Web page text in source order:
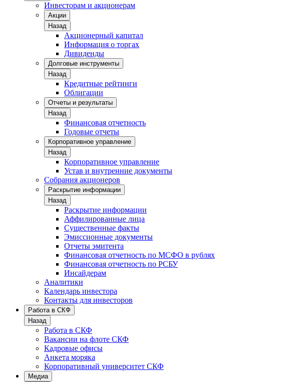
Инвесторам и акционерам
Акции
Назад
Акционерный капитал
Информация о торгах
Дивиденды
Долговые инструменты
Назад
Кредитные рейтинги
Облигации
Отчеты и результаты
Назад
Финансовая отчетность
Годовые отчеты
Корпоративное управление
Назад
Корпоративное управление
Устав и внутренние документы
Собрания акционеров
Раскрытие информации
Назад
Раскрытие информации
Аффилированные лица
Существенные факты
Эмиссионные документы
Отчеты эмитента
Финансовая отчетность по МСФО в рублях
Финансовая отчетность по РСБУ
Инсайдерам
Аналитики
Календарь инвестора
Контакты для инвесторов
Работа в СКФ
Назад
Работа в СКФ
Вакансии на флоте СКФ
Кадровые офисы
Анкета моряка
Корпоративный университет СКФ
Медиа